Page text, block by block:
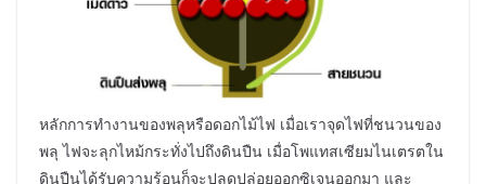
หลักการทำงานของพลุหรือดอกไม้ไฟ เมื่อเราจุดไฟที่ชนวนของ
พลุ ไฟจะลุกไหม้กระทั่งไปถึงดินปืน เมื่อโพแทสเซียมไนเตรตใน
ดินปืนได้รับความร้อนก็จะปลดปล่อยออกซิเจนออกมา และ